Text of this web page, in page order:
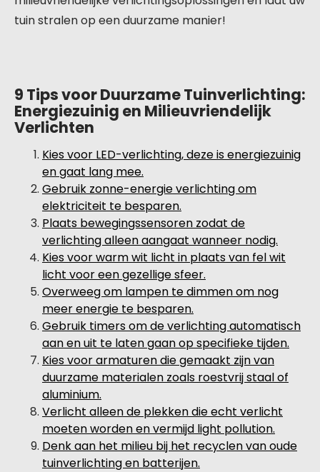
tuin stralen op een duurzame manier!
9 Tips voor Duurzame Tuinverlichting:
Energiezuinig en Milieuvriendelijk
Verlichten
Kies voor LED-verlichting, deze is energiezuinig
en gaat lang mee.
Gebruik zonne-energie verlichting om
elektriciteit te besparen.
Plaats bewegingssensoren zodat de
verlichting alleen aangaat wanneer nodig.
Kies voor warm wit licht in plaats van fel wit
licht voor een gezellige sfeer.
Overweeg om lampen te dimmen om nog
meer energie te besparen.
Gebruik timers om de verlichting automatisch
aan en uit te laten gaan op specifieke tijden.
Kies voor armaturen die gemaakt zijn van
duurzame materialen zoals roestvrij staal of
aluminium.
Verlicht alleen de plekken die echt verlicht
moeten worden en vermijd light pollution.
Denk aan het milieu bij het recyclen van oude
tuinverlichting en batterijen.